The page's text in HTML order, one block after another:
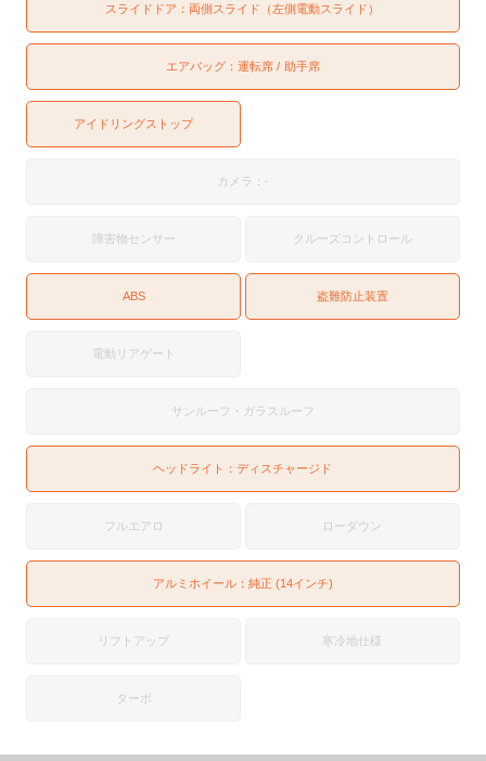
スライドドア： 両側スライド（左側電動スライド）
エアバッグ： 運転席 助手席
アイドリングストップ
カメラ：-
障害物センサー クルーズコントロール
ABS 盗難防止装置
電動リアゲート
サンルーフ・ガラスルーフ
ヘッドライト：ディスチャージド
フルエアロ ローダウン
アルミホイール：純正 (14インチ)
リフトアップ 寒冷地仕様
ターボ